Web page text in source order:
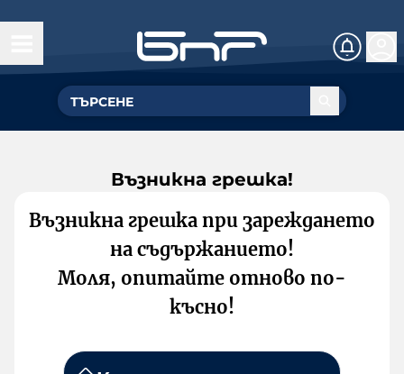
Възникна грешка!
Възникна грешка при зареждането
на съдържанието!
Моля, опитайте отново по-
късно!